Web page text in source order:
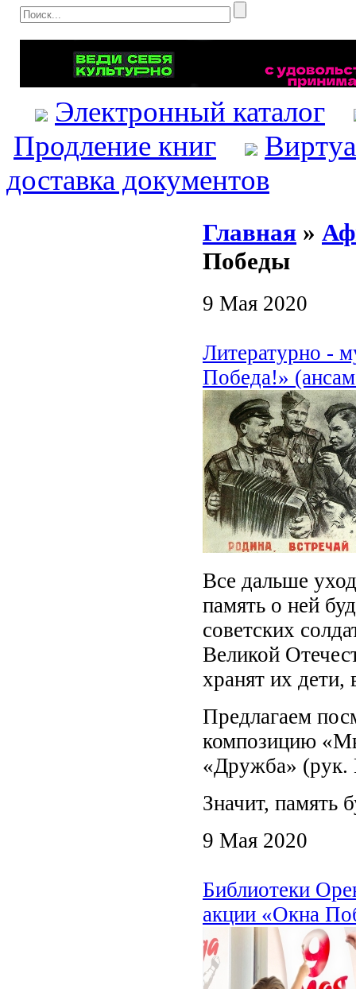
Электронный каталог
Продление книг
доставка документов
Главная »
Победы
9 Мая 2020
Литературно -
Победа!»
Все дальше
память о ней
советских
Великой
хранят их дети,
Предлагаем
композицию
«Дружба» (рук.
Значит, память
9 Мая 2020
Библиотеки
акции «Окна